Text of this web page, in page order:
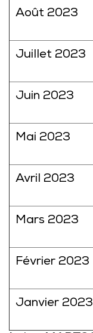
Août 2023
Juillet 2023
Juin 2023
Mai 2023
Avril 2023
Mars 2023
Février 2023
Janvier 2023